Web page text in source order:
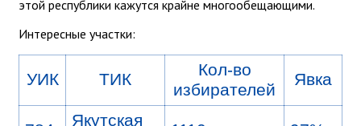
этой республики кажутся крайне многообещающими.
Интересные участки:
УИК ТИК
Кол-во
избирателей
Явка
Якутская